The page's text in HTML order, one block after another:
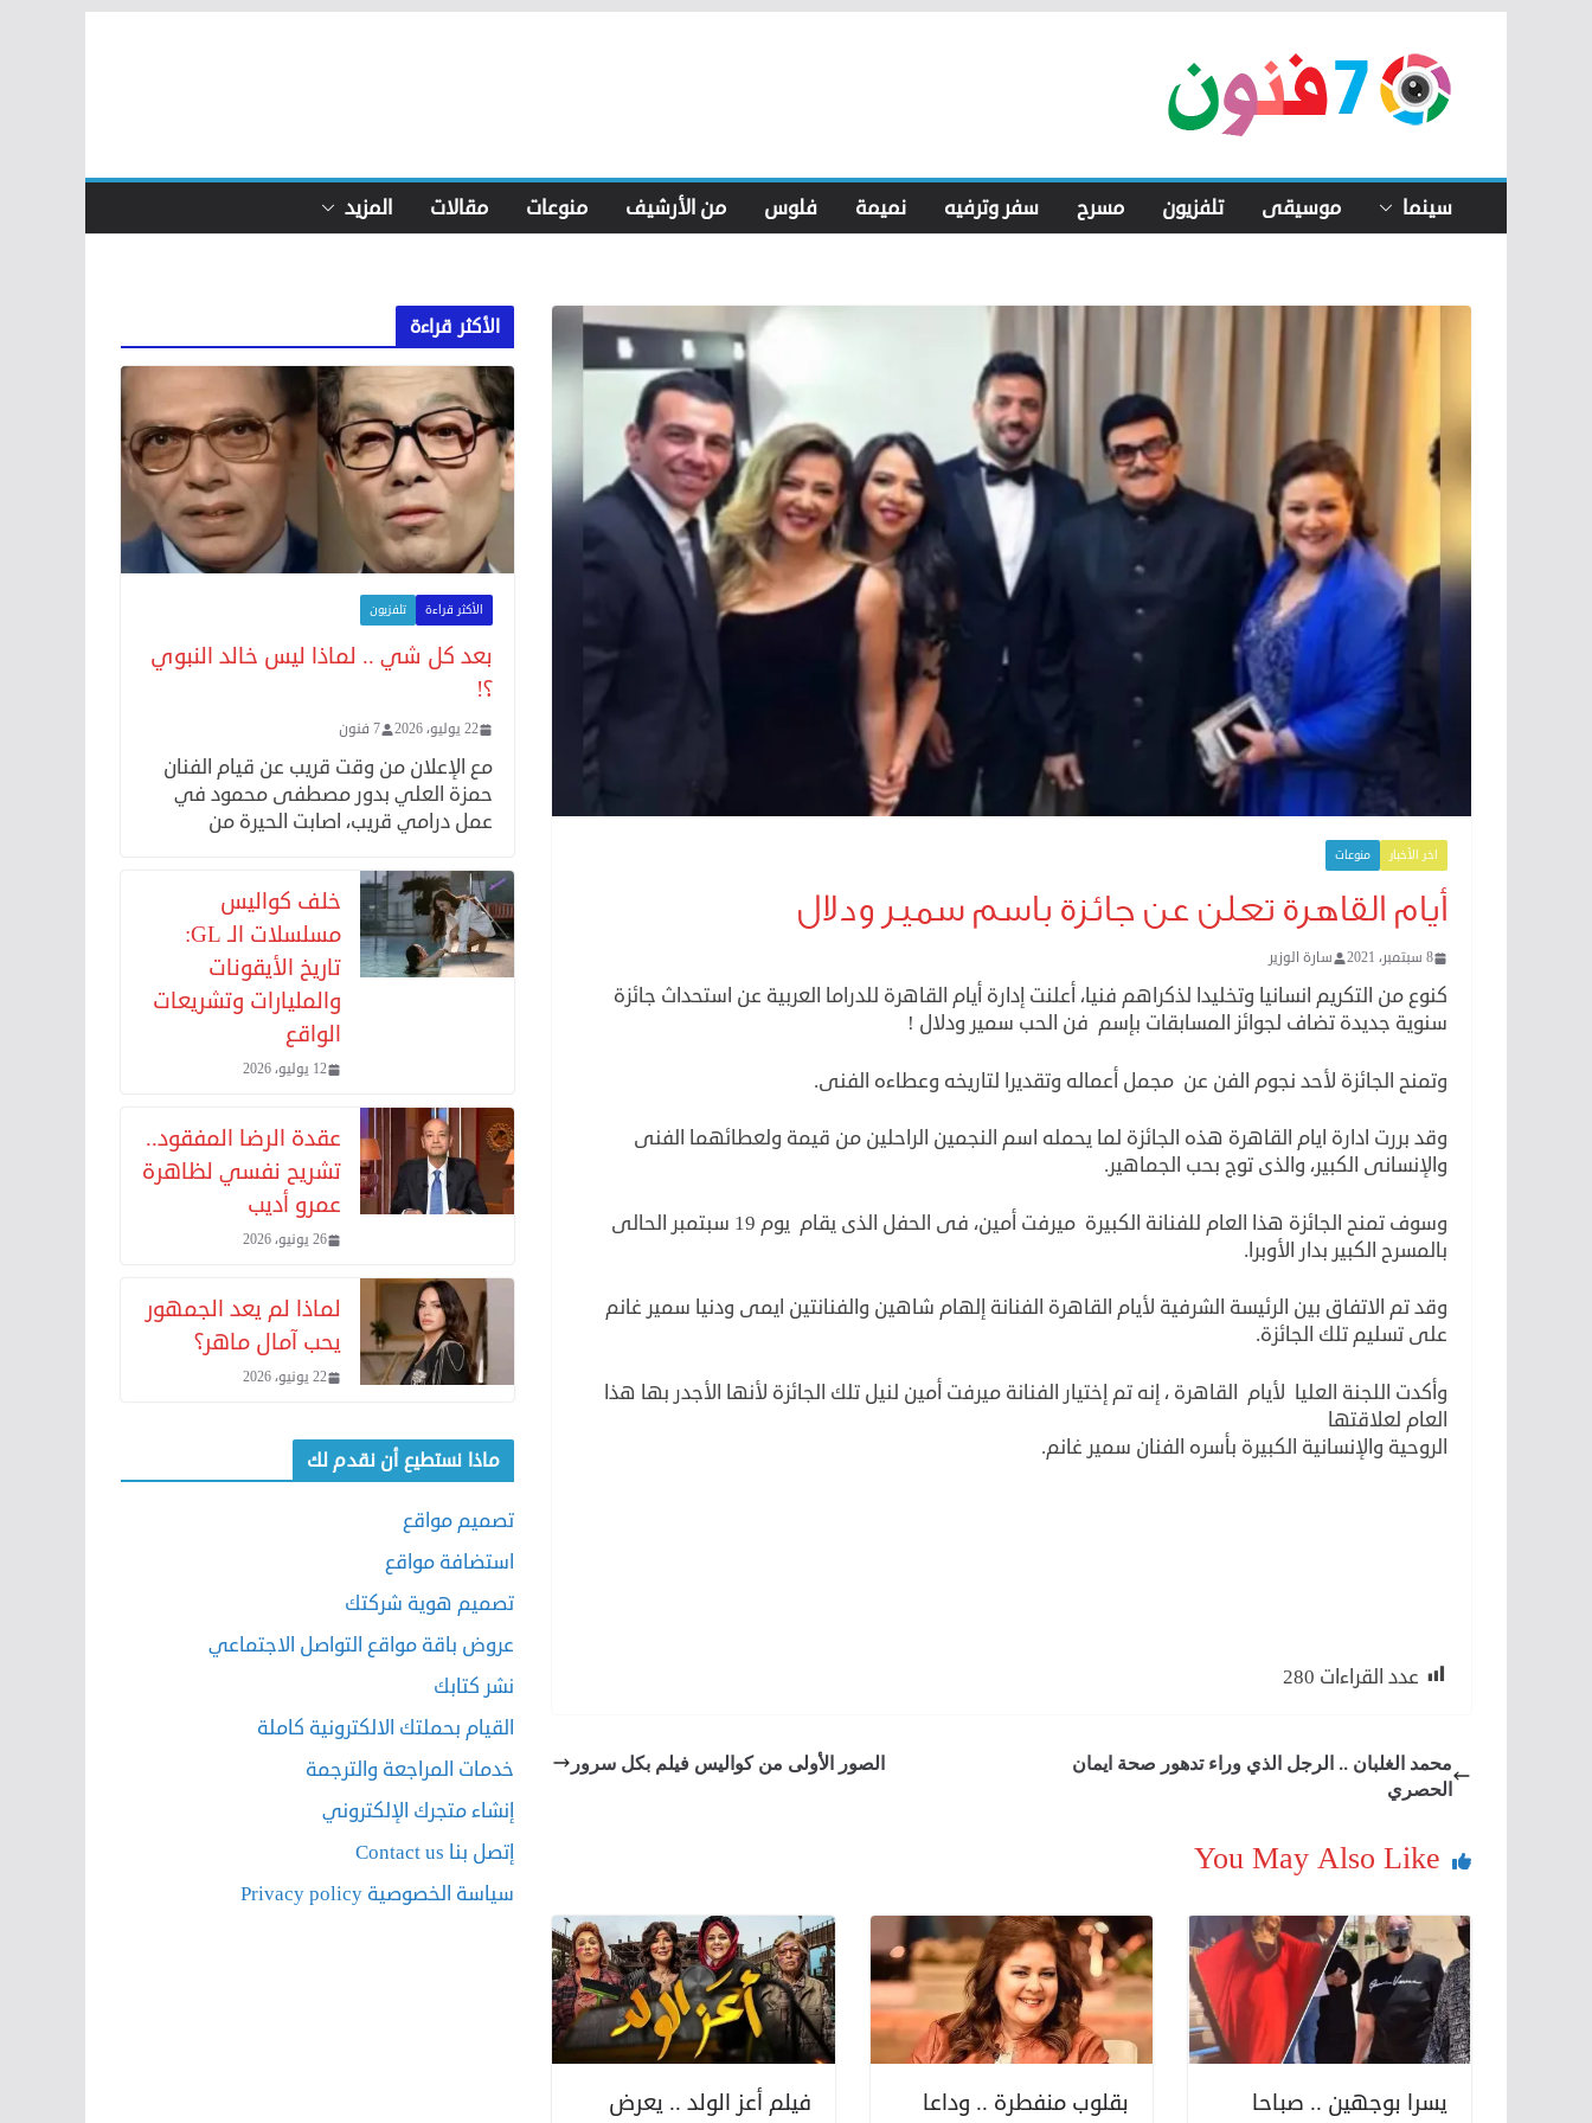
content
سينما موسيقى تلفزيون مسرح سفر وترفيه نميمة فلوس من الأرشيف منوعات مقالات المزيد
اخر الأخبار منوعات
أيام القاهرة تعلن عن جائزة باسم سمير ودلال
8 سبتمبر، 2021 سارة الوزير
كنوع من التكريم انسانيا وتخليدا لذكراهم فنيا، أعلنت إدارة أيام القاهرة للدراما العربية عن استحداث جائزة
سنوية جديدة تضاف لجوائز المسابقات بإسم فن الحب سمير ودلال !
وتمنح الجائزة لأحد نجوم الفن عن مجمل أعماله وتقديرا لتاريخه وعطاءه الفنى.
وقد بررت ادارة ايام القاهرة هذه الجائزة لما يحمله اسم النجمين الراحلين من قيمة ولعطائهما الفنى
والإنسانى الكبير، والذى توج بحب الجماهير.
وسوف تمنح الجائزة هذا العام للفنانة الكبيرة ميرفت أمين، فى الحفل الذى يقام يوم 19 سبتمبر الحالى
بالمسرح الكبير بدار الأوبرا.
وقد تم الاتفاق بين الرئيسة الشرفية لأيام القاهرة الفنانة إلهام شاهين والفنانتين ايمى ودنيا سمير غانم
على تسليم تلك الجائزة.
وأكدت اللجنة العليا لأيام القاهرة ، إنه تم إختيار الفنانة ميرفت أمين لنيل تلك الجائزة لأنها الأجدر بها هذا
العام لعلاقتها
الروحية والإنسانية الكبيرة بأسره الفنان سمير غانم.
عدد القراءات 280
محمد الغلبان .. الرجل الذي وراء تدهور صحة ايمان
الحصري
الصور الأولى من كواليس فيلم بكل سرور
You May Also Like
يسرا بوجهين .. صباحا
بقلوب منفطرة .. وداعا
فيلم أعز الولد .. يعرض
الأكثر قراءة
الأكثر قراءة تلفزيون
بعد كل شي .. لماذا ليس خالد النبوي
؟!
22 يوليو، 2026 7 فنون
مع الإعلان من وقت قريب عن قيام الفنان
حمزة العلي بدور مصطفى محمود في
عمل درامي قريب، اصابت الحيرة من
خلف كواليس
مسلسلات الـ GL:
تاريخ الأيقونات
والمليارات وتشريعات
الواقع
12 يوليو، 2026
عقدة الرضا المفقود..
تشريح نفسي لظاهرة
عمرو أديب
26 يونيو، 2026
لماذا لم يعد الجمهور
يحب آمال ماهر؟
22 يونيو، 2026
ماذا نستطيع أن نقدم لك
تصميم مواقع
استضافة مواقع
تصميم هوية شركتك
عروض باقة مواقع التواصل الاجتماعي
نشر كتابك
القيام بحملتك الالكترونية كاملة
خدمات المراجعة والترجمة
إنشاء متجرك الإلكتروني
إتصل بنا Contact us
سياسة الخصوصية Privacy policy